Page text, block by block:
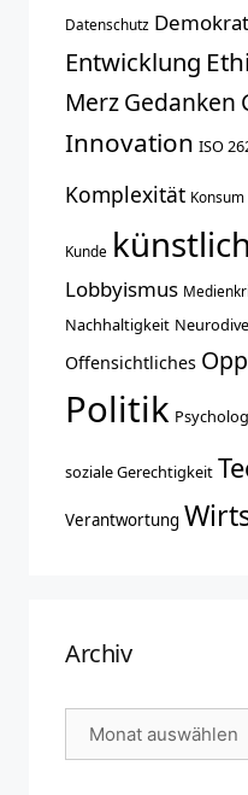
Datenschutz
Entwicklung
MerzGedanken
Innovation ISO
Komplexität Konsum
Kunde
Lobbyismus
Nachhaltigkeit
Offensichtliches
Politik
soziale Gerechtigkeit
Verantwortung
Archiv
Archiv